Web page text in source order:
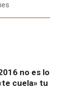
no es lo
cuela» tu